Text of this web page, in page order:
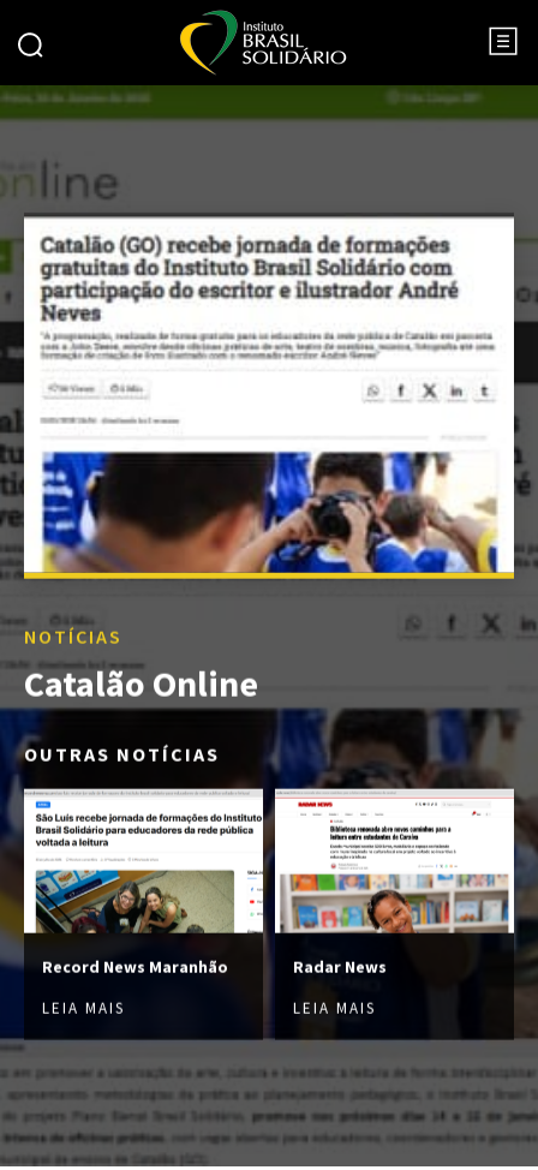
NOTÍCIAS
Catalão Online
OUTRAS NOTÍCIAS
Record News Maranhão
LEIA MAIS
Radar News
LEIA MAIS